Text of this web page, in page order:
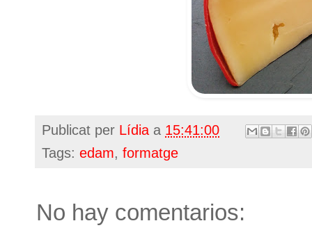
Publicat per Lídia a 15:41:00
Tags: edam, formatge
No hay comentarios: